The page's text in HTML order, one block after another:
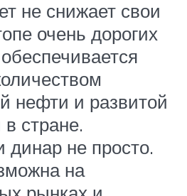
не снижает свои
очень дорогих
нефти и развитой
стране.
динар не просто.
на